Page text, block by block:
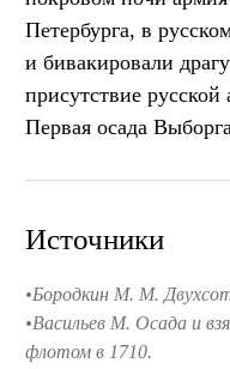
Петербурга, в
и бивакировали
присутствие
Первая осада
Источники
Бородкин М. М.
Васильев М. Осада и
флотом в 1710.